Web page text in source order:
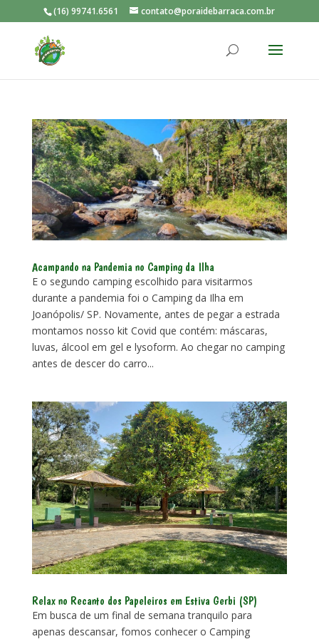
(16) 99741.6561 contato@poraidebarraca.com.br
Acampando na Pandemia no Camping da Ilha
E o segundo camping escolhido para visitarmos
durante a pandemia foi o Camping da Ilha em
Joanópolis/ SP. Novamente, antes de pegar a estrada
montamos nosso kit Covid que contém: máscaras,
luvas, álcool em gel e lysoform. Ao chegar no camping
antes de descer do carro...
Relax no Recanto dos Papeleiros em Estiva Gerbi (SP)
Em busca de um final de semana tranquilo para
apenas descansar, fomos conhecer o Camping